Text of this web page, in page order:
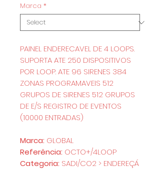
Marca *
PAINEL ENDERECAVEL DE 4 LOOPS.
SUPORTA ATE 250 DISPOSITIVOS
POR LOOP. ATE 96 SIRENES 384
ZONAS PROGRAMAVEIS 512
GRUPOS DE SIRENES 512 GRUPOS
DE E/S REGISTRO DE EVENTOS
(10000 ENTRADAS)
Marca: GLOBAL
Referência: OCTO+/4LOOP
Categoria: SADI/CO2 > ENDEREÇÁ